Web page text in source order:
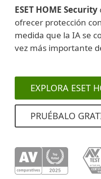
ESET HOME Security
ofrecer protección
medida que la IA se
vez más importante
EXPLORA ESET
PRUÉBALO